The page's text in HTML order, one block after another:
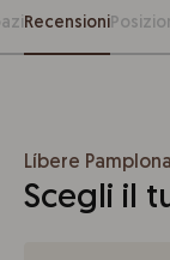
Recensioni
Líbere
Scegli il